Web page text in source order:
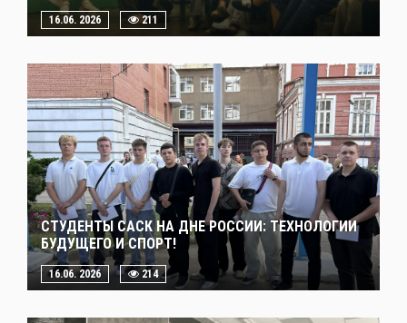
16.06. 2026 211
СТУДЕНТЫ САСК НА ДНЕ РОССИИ: ТЕХНОЛОГИИ
БУДУЩЕГО И СПОРТ!
16.06. 2026 214